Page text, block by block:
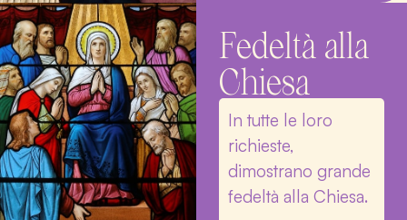
Fedeltà alla
Chiesa
In tutte le loro
richieste,
dimostrano grande
fedeltà alla Chiesa.